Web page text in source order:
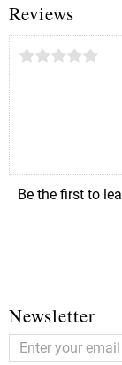
Reviews
Be the first to
Newsletter